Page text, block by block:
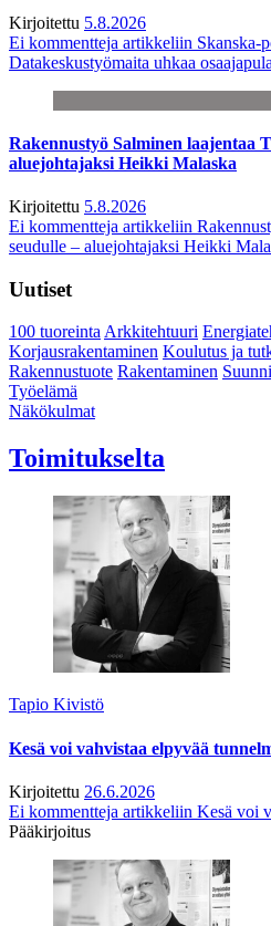
Kirjoitettu 5.8.2026
Ei kommentteja artikkeliin Skanska-
Datakeskustyömaita uhkaa osaajapula
Rakennustyö Salminen laajentaa
aluejohtajaksi Heikki Malaska
Kirjoitettu 5.8.2026
Ei kommentteja artikkeliin
seudulle – aluejohtajaksi Heikki
Uutiset
100 tuoreintaArkkitehtuuri
Korjausrakentaminen Koulutus ja
Rakennustuote Rakentaminen
Työelämä
Näkökulmat
Toimitukselta
Tapio Kivistö
Kesä voi vahvistaa elpyvää
Kirjoitettu 26.6.2026
Ei kommentteja artikkeliin Kesä voi
Pääkirjoitus